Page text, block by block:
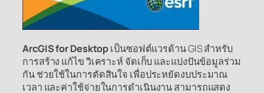
ArcGIS for Desktopเป็นซอฟต์แวรด้าน GIS สำหรับ
การสร้าง แก้ไข วิเคราะห์ จัดเก็บ และแบ่งปันข้อมูลร่วม
กัน ช่วยใช้ในการตัดสินใจ เพื่อประหยัดงบประมาณ
เวลา และค่าใช้จ่ายในการดำเนินงาน สามารถแสดง